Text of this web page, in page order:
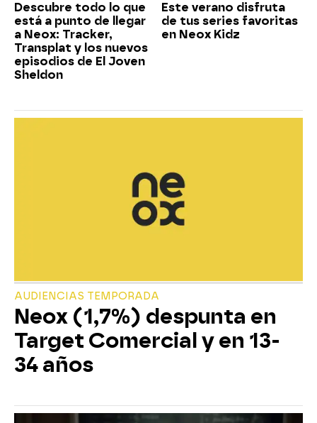
Descubre todo lo que
está a punto de llegar
a Neox: Tracker,
Transplat y los nuevos
episodios de El Joven
Sheldon
Este verano disfruta
de tus series favoritas
en Neox Kidz
AUDIENCIAS TEMPORADA
Neox (1,7%) despunta en
Target Comercial y en 13-
34 años